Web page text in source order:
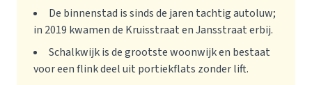
De binnenstad is sinds de jaren tachtig autoluw;
in 2019 kwamen de Kruisstraat en Jansstraat erbij.
Schalkwijk is de grootste woonwijk en bestaat
voor een flink deel uit portiekflats zonder lift.